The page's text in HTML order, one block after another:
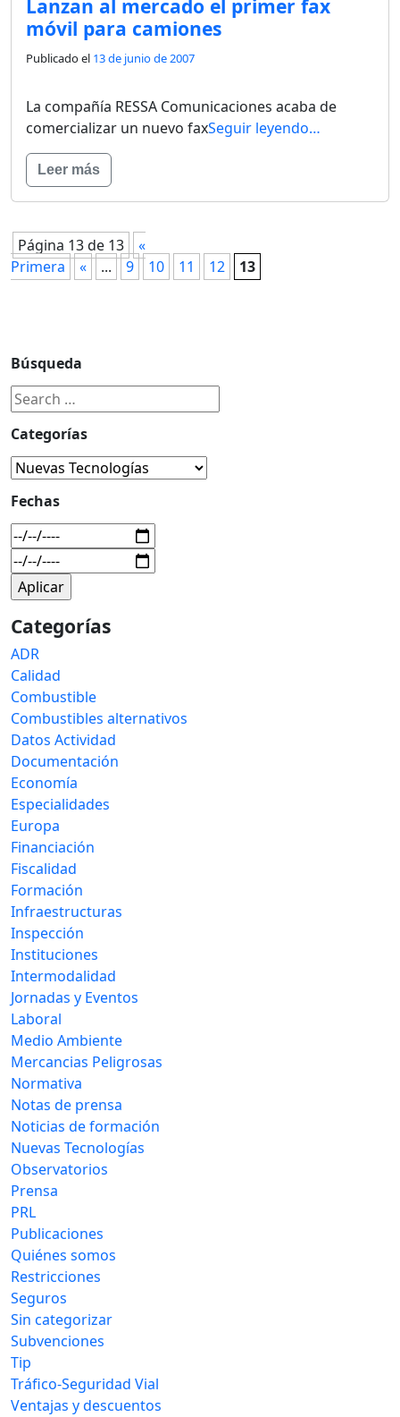
Lanzan al mercado el primer fax
móvil para camiones
Publicado el 13 de junio de 2007
La compañía RESSA Comunicaciones acaba de
comercializar un nuevo faxSeguir leyendo…
Leer más
Página 13 de 13
«
Primera
« ... 9 10 11 12 13
Búsqueda
Categorías
Fechas
Categorías
ADR
Calidad
Combustible
Combustibles alternativos
Datos Actividad
Documentación
Economía
Especialidades
Europa
Financiación
Fiscalidad
Formación
Infraestructuras
Inspección
Instituciones
Intermodalidad
Jornadas y Eventos
Laboral
Medio Ambiente
Mercancias Peligrosas
Normativa
Notas de prensa
Noticias de formación
Nuevas Tecnologías
Observatorios
Prensa
PRL
Publicaciones
Quiénes somos
Restricciones
Seguros
Sin categorizar
Subvenciones
Tip
Tráfico-Seguridad Vial
Ventajas y descuentos